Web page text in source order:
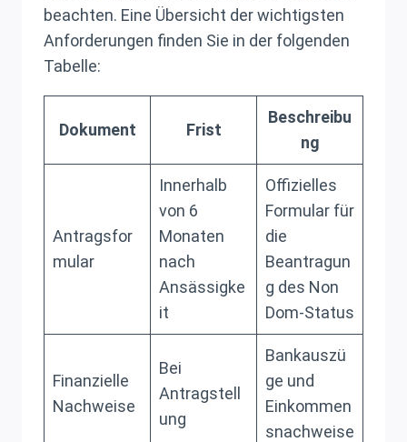
beachten. Eine Übersicht der wichtigsten
Anforderungen finden Sie in der folgenden
Tabelle:
Dokument Frist
Beschreibu
ng
Antragsfor
mular
Innerhalb
von 6
Monaten
nach
Ansässigke
it
Offizielles
Formular für
die
Beantragun
g des Non
Dom-Status
Finanzielle
Nachweise
Bei
Antragstell
ung
Bankauszü
ge und
Einkommen
snachweise